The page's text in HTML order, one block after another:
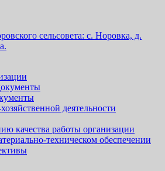
сельсовета: с. Норовка, д.
деятельности
качества работы организации
техническом обеспечении